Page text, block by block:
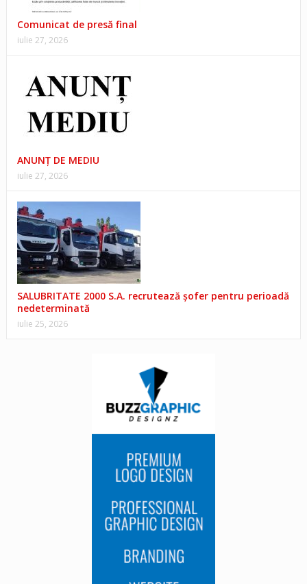
Comunicat de presă final
iulie 27, 2026
ANUNŢ DE MEDIU
iulie 27, 2026
SALUBRITATE 2000 S.A. recrutează șofer pentru perioadă
nedeterminată
iulie 25, 2026